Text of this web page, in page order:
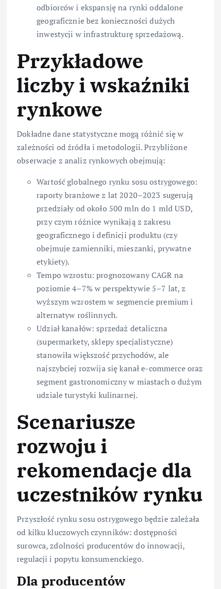
odbiorców i ekspansję na rynki oddalone
geograficznie bez konieczności dużych
inwestycji w infrastrukturę sprzedażową.
Przykładowe
liczby i wskaźniki
rynkowe
Dokładne dane statystyczne mogą różnić się w
zależności od źródła i metodologii. Przybliżone
obserwacje z analiz rynkowych obejmują:
Wartość globalnego rynku sosu ostrygowego:
raporty branżowe z lat 2020–2023 sugerują
przedziały od około 500 mln do 1 mld USD,
przy czym różnice wynikają z zakresu
geograficznego i definicji produktu (czy
obejmuje zamienniki, mieszanki, prywatne
etykiety).
Tempo wzrostu: prognozowany CAGR na
poziomie 4–7% w perspektywie 5–7 lat, z
wyższym wzrostem w segmencie premium i
alternatyw roślinnych.
Udział kanałów: sprzedaż detaliczna
(supermarkety, sklepy specjalistyczne)
stanowiła większość przychodów, ale
najszybciej rozwija się kanał e-commerce oraz
segment gastronomiczny w miastach o dużym
udziale turystyki kulinarnej.
Scenariusze
rozwoju i
rekomendacje dla
uczestników rynku
Przyszłość rynku sosu ostrygowego będzie zależała
od kilku kluczowych czynników: dostępności
surowca, zdolności producentów do innowacji,
regulacji i popytu konsumenckiego.
Dla producentów